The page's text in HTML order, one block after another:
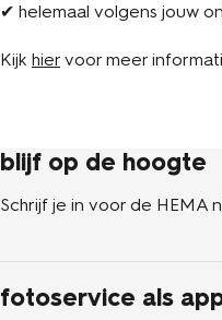
✔ helemaal volgens jouw
Kijk hier voor meer
blijf op de hoogte
Schrijf je in voor de HEMA
fotoservice als